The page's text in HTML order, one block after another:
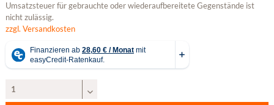
Umsatzsteuer für gebrauchte oder wiederaufbereitete Gegenstände ist
nicht zulässig.
zzgl. Versandkosten